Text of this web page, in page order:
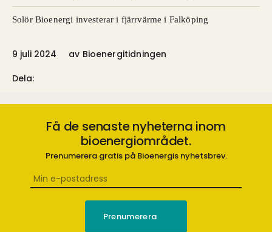
Solör Bioenergi investerar i fjärrvärme i Falköping
9 juli 2024 av Bioenergitidningen
Dela:
Få de senaste nyheterna inom
bioenergiområdet.
Prenumerera gratis på Bioenergis nyhetsbrev.